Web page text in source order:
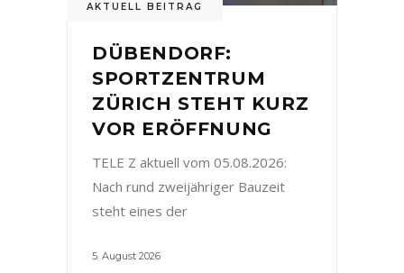
AKTUELL BEITRAG
DÜBENDORF:
SPORTZENTRUM
ZÜRICH STEHT KURZ
VOR ERÖFFNUNG
TELE Z aktuell vom 05.08.2026:
Nach rund zweijähriger Bauzeit
steht eines der
5. August 2026